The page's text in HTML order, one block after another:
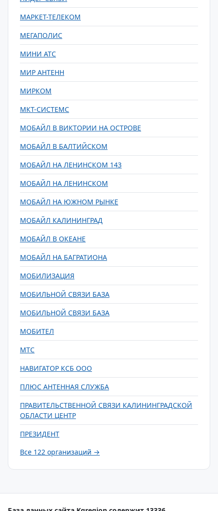
МАРКЕТ-ТЕЛЕКОМ
МЕГАПОЛИС
МИНИ АТС
МИР АНТЕНН
МИРКОМ
МКТ-СИСТЕМС
МОБАЙЛ В ВИКТОРИИ НА ОСТРОВЕ
МОБАЙЛ В БАЛТИЙСКОМ
МОБАЙЛ НА ЛЕНИНСКОМ 143
МОБАЙЛ НА ЛЕНИНСКОМ
МОБАЙЛ НА ЮЖНОМ РЫНКЕ
МОБАЙЛ КАЛИНИНГРАД
МОБАЙЛ В ОКЕАНЕ
МОБАЙЛ НА БАГРАТИОНА
МОБИЛИЗАЦИЯ
МОБИЛЬНОЙ СВЯЗИ БАЗА
МОБИЛЬНОЙ СВЯЗИ БАЗА
МОБИТЕЛ
МТС
НАВИГАТОР КСБ ООО
ПЛЮС АНТЕННАЯ СЛУЖБА
ПРАВИТЕЛЬСТВЕННОЙ СВЯЗИ КАЛИНИНГРАДСКОЙ
ОБЛАСТИ ЦЕНТР
ПРЕЗИДЕНТ
Все 122 организаций →